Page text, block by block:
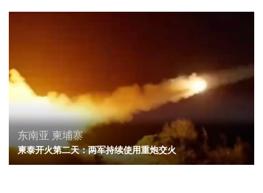
东南亚 柬埔寨
柬泰开火第二天：两军持续使用重炮交火